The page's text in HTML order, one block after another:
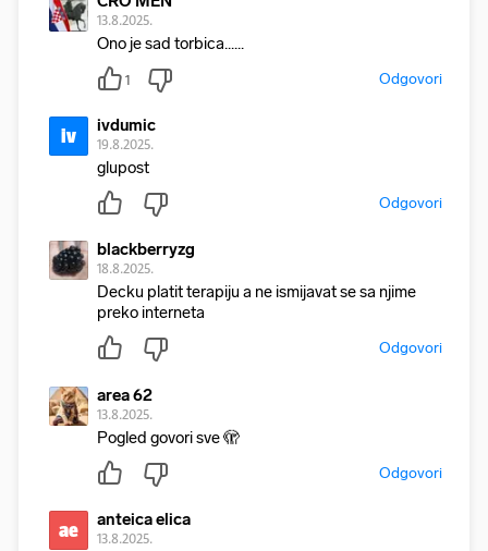
13.8.2025.
Ono je sad torbica......
1 Odgovori
iv ivdumic
19.8.2025.
glupost
Odgovori
blackberryzg
18.8.2025.
Decku platit terapiju a ne ismijavat se sa njime
preko interneta
Odgovori
area 62
13.8.2025.
Pogled govori sve 🫣
Odgovori
ae anteica elica
13.8.2025.